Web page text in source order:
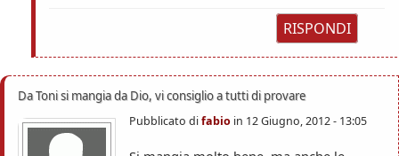
RISPONDI
Da Toni si mangia da Dio, vi consiglio a tutti di provare
Pubblicato difabio in 12 Giugno, 2012 - 13:05